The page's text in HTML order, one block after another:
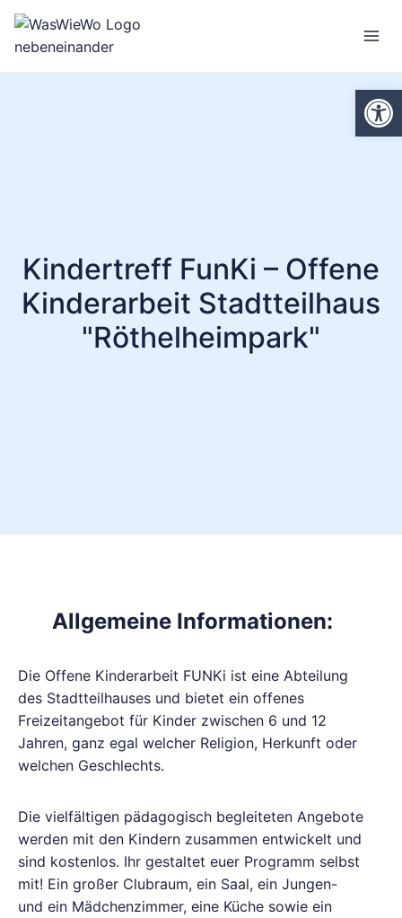
Zum
Inhalt
springen
Kindertreff FunKi – Offene
Kinderarbeit Stadtteilhaus
"Röthelheimpark"
Allgemeine Informationen:
Die Offene Kinderarbeit FUNKi ist eine Abteilung
des Stadtteilhauses und bietet ein offenes
Freizeitangebot für Kinder zwischen 6 und 12
Jahren, ganz egal welcher Religion, Herkunft oder
welchen Geschlechts.
Die vielfältigen pädagogisch begleiteten Angebote
werden mit den Kindern zusammen entwickelt und
sind kostenlos. Ihr gestaltet euer Programm selbst
mit! Ein großer Clubraum, ein Saal, ein Jungen-
und ein Mädchenzimmer, eine Küche sowie ein